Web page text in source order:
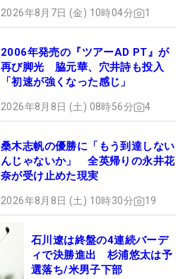
2026年8月7日 (金) 10時04分 1
2006年発売の『ツアーAD PT』が
再び脚光 脇元華、穴井詩も投入
「初速が強くなった感じ」
2026年8月8日 (土) 08時56分 4
桑木志帆の優勝に「もう到達しない
んじゃないか」 全英帰りの永井花
奈が受け止めた現実
2026年8月8日 (土) 10時30分 19
石川遼は終盤の4連続バーデ
ィで決勝進出 杉浦悠太は予
選落ち/米男子下部